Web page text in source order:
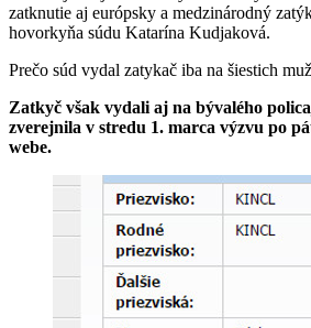
zatknutie aj európsky a medzinárodný
hovorkyňa súdu Katarína Kudjaková.
Prečo súd vydal zatykač iba na šiestich
Zatkyč však vydali aj na bývalého
zverejnila v stredu 1. marca výzvu po
webe.